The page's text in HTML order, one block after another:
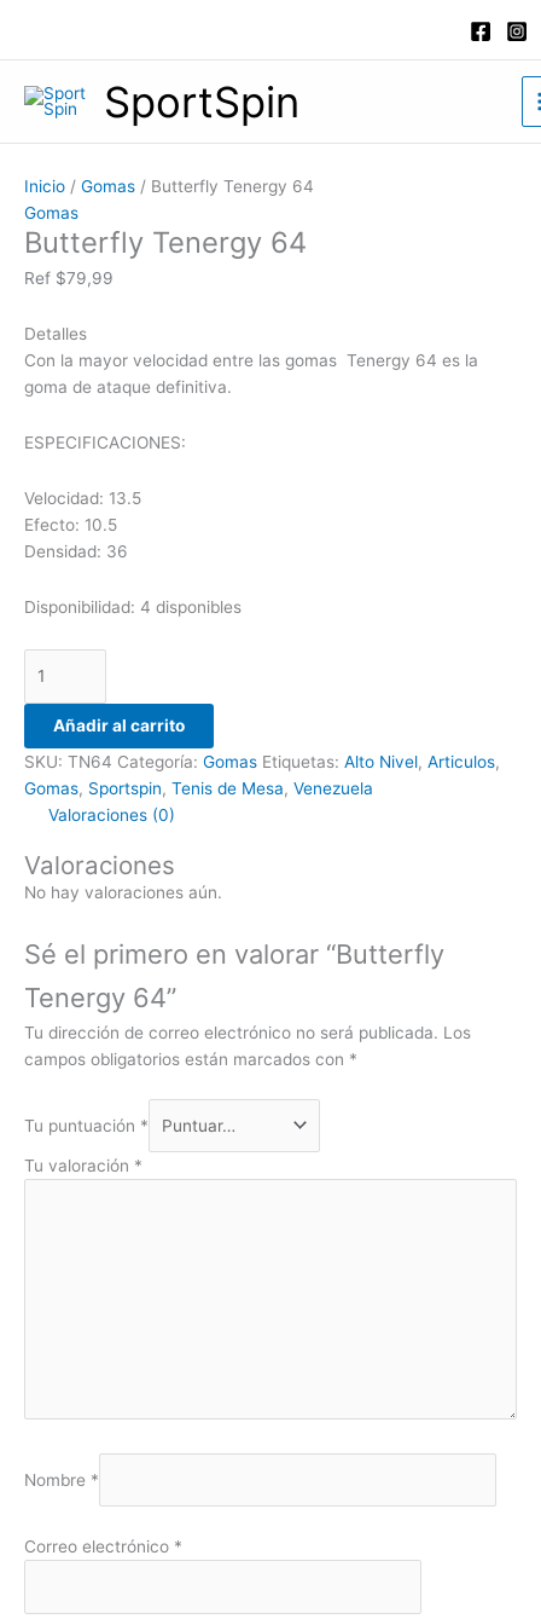
contenido
SportSpin
Inicio / Gomas / Butterfly Tenergy 64
Gomas
Butterfly Tenergy 64
Ref $79,99
Detalles
Con la mayor velocidad entre las gomas Tenergy 64 es la
goma de ataque definitiva.
ESPECIFICACIONES:
Velocidad: 13.5
Efecto: 10.5
Densidad: 36
Disponibilidad: 4 disponibles
64
cantidad
Añadir al carrito
SKU: TN64 Categoría: Gomas Etiquetas: Alto Nivel, Articulos,
Gomas, Sportspin, Tenis de Mesa, Venezuela
Valoraciones (0)
Valoraciones
No hay valoraciones aún.
Sé el primero en valorar “Butterfly
Tenergy 64”
Tu dirección de correo electrónico no será publicada. Los
campos obligatorios están marcados con *
Tu puntuación *
Tu valoración *
Nombre *
Correo electrónico *